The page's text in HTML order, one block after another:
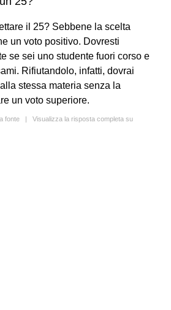
il 25? Sebbene la scelta
un voto positivo. Dovresti
se sei uno studente fuori corso e
Rifiutandolo, infatti, dovrai
stessa materia senza la
un voto superiore.
fonte | Visualizza la risposta completa su